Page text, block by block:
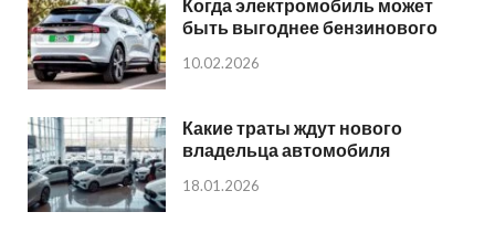
Когда электромобиль может
быть выгоднее бензинового
10.02.2026
Какие траты ждут нового
владельца автомобиля
18.01.2026